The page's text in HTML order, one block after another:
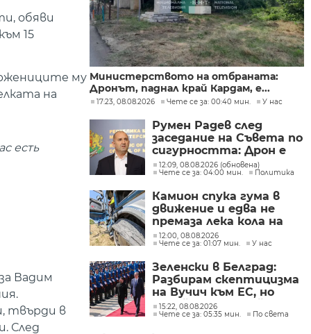
обяви
15
му
на
есть
Вадим
твърди в
След
Министерството на отбраната:
Дронът, паднал край Кардам, е...
17:23, 08.08.2026 Чете се за: 00:40 мин. У нас
Румен Радев след
заседание на Съвета по
сигурността: Дрон е
нахлул в българското
въздушно
12:09, 08.08.2026 (обновена)
Чете се за: 04:00 мин.
Политика
Камион спука гума в
движение и едва не
премаза лека кола на
Подбалканския път
(СНИМКИ)
12:00, 08.08.2026
Чете се за: 01:07 мин.
У нас
Зеленски в Белград:
Разбирам скептицизма
на Вучич към ЕС, но
Украйна е във война и
няма време за
15:22, 08.08.2026
Чете се за: 05:35 мин.
По света